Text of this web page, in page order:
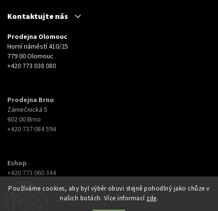
Používáme cookies, aby byl výběr obuvi stejně pohodlný jako chůze v
našich botách. Více informací zde.
Kontaktujte nás
Prodejna Olomouc
Horní náměstí 410/25
779 00 Olomouc
+420 773 038 080
Prodejna Brno
Zámečnická 5
602 00 Brno
+420 737 084 594
Eshop
+420 773 060 344
eshop@botyna.cz